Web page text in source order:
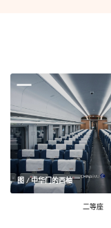
图 / 中华门的西柚
二等座